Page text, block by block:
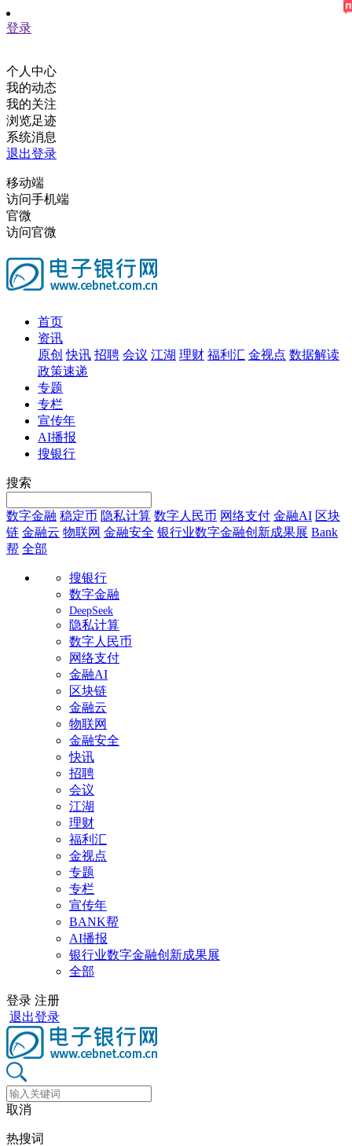
登录
个人中心
我的动态
我的关注
浏览足迹
系统消息
退出登录
移动端
访问手机端
官微
访问官微
首页
资讯
原创 快讯 招聘 会议 江湖 理财 福利汇 金视点 数据解读
政策速递
专题
专栏
宣传年
AI播报
搜银行
搜索
数字金融 稳定币 隐私计算 数字人民币 网络支付 金融AI 区块
链 金融云 物联网 金融安全 银行业数字金融创新成果展 Bank
帮 全部
搜银行
数字金融
DeepSeek
隐私计算
数字人民币
网络支付
金融AI
区块链
金融云
物联网
金融安全
快讯
招聘
会议
江湖
理财
福利汇
金视点
专题
专栏
宣传年
BANK帮
AI播报
银行业数字金融创新成果展
全部
登录 注册
退出登录
取消
热搜词